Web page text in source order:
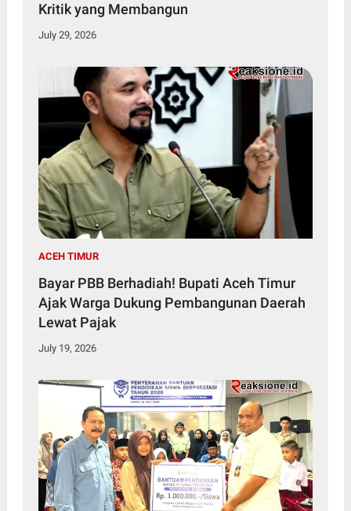
Kritik yang Membangun
July 29, 2026
ACEH TIMUR
Bayar PBB Berhadiah! Bupati Aceh Timur
Ajak Warga Dukung Pembangunan Daerah
Lewat Pajak
July 19, 2026